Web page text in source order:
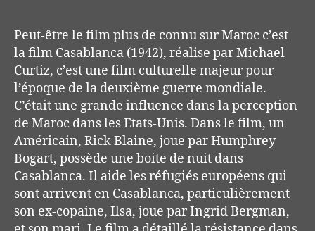
Peut-être le film plus de connu sur Maroc c’est
lafilm Casablanca (1942), réalise par Michael
Curtiz, c’est une film culturelle majeur pour
l’époque de la deuxième guerre mondiale.
C’était une grande influence dans la perception
de Maroc dans les Etats-Unis. Dans le film, un
Américain, Rick Blaine, joue par Humphrey
Bogart, possède une boite de nuit dans
Casablanca. Il aide les réfugiés européens qui
sont arrivent en Casablanca, particulièrement
son ex-copaine, Ilsa, joue par Ingrid Bergman,